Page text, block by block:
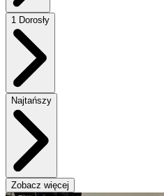
1 Dorosły
Najtańszy
Zobacz więcej